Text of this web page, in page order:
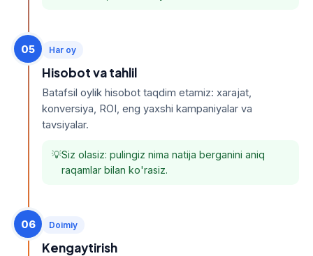
05 Har oy
Hisobot va tahlil
Batafsil oylik hisobot taqdim etamiz: xarajat,
konversiya, ROI, eng yaxshi kampaniyalar va
tavsiyalar.
Siz olasiz: pulingiz nima natija berganini aniq
raqamlar bilan ko'rasiz.
06 Doimiy
Kengaytirish